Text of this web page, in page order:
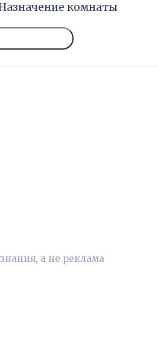
комнаты
а не реклама